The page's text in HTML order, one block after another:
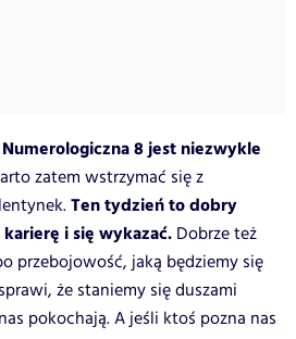
Numerologiczna 8 jest niezwykle
zatem wstrzymać się z
Ten tydzień to dobry
i się wykazać. Dobrze też
przebojowość, jaką będziemy się
że staniemy się duszami
pokochają. A jeśli ktoś pozna nas